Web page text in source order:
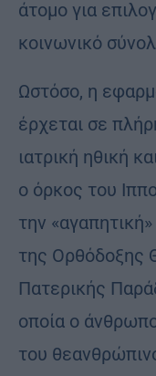
άτομο για
κοινωνικό
Ωστόσο, η
έρχεται σε
ιατρική ηθική
ο όρκος του
την
της Ορθόδοξης
Πατερικής
οποία ο
του